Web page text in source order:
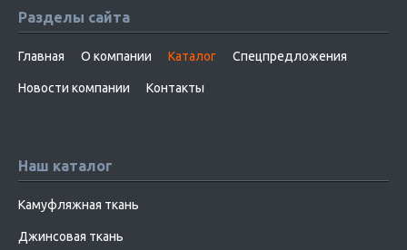
Разделы сайта
Главная О компании Каталог Спецпредложения
Новости компании Контакты
Наш каталог
Камуфляжная ткань
Джинсовая ткань